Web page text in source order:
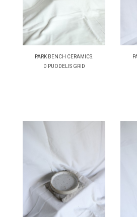
PARK BENCH CERAMICS.
D PUODELIS GRID